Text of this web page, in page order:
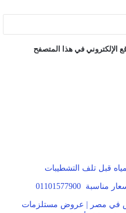
الإلكتروني في هذا المتصفح
قبل تلف التشطيبات
01101577900
في مصر | عروض مستلزمات